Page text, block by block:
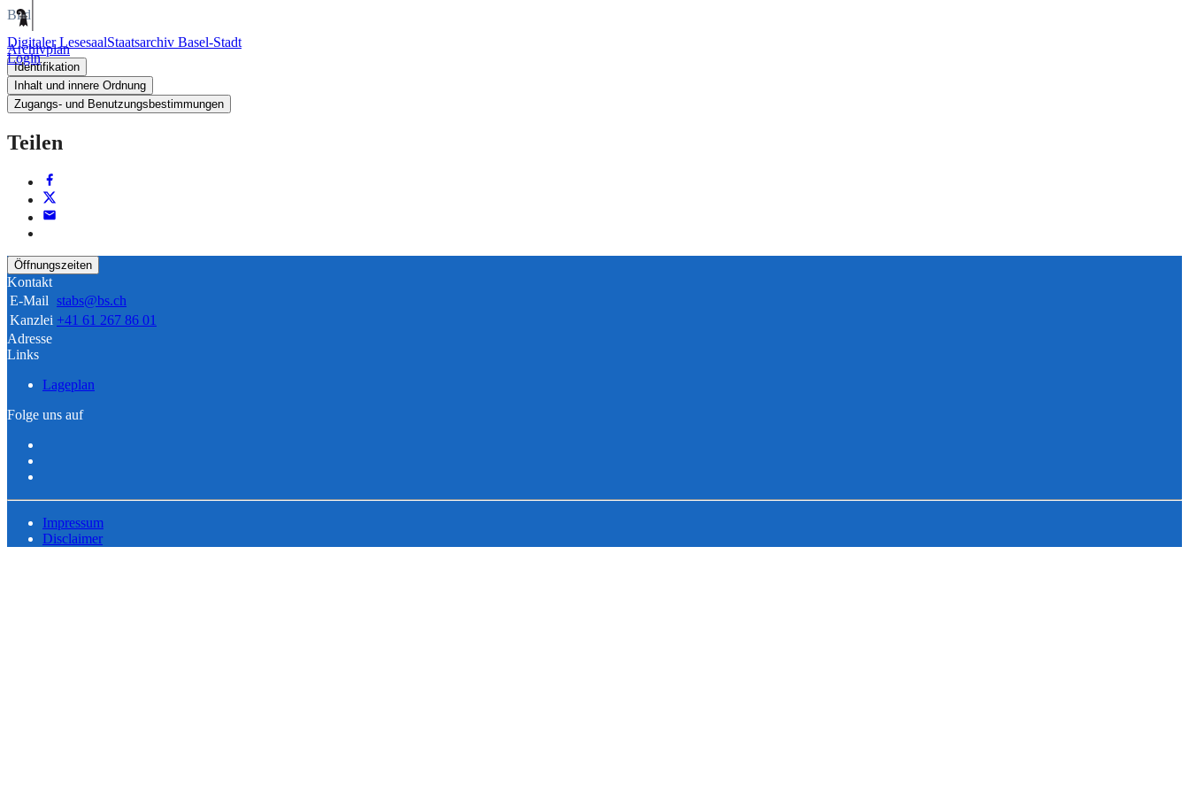
Digitaler LesesaalStaatsarchiv Basel-Stadt
Login
Bild
Archivplan
Identifikation
Inhalt und innere Ordnung
Zugangs- und Benutzungsbestimmungen
Teilen
Öffnungszeiten
Kontakt
E-Mail stabs@bs.ch
Kanzlei +41 61 267 86 01
Adresse
Links
Lageplan
Folge uns auf
Impressum
Disclaimer